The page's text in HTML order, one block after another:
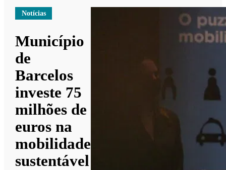
Notícias
Município
de
Barcelos
investe 75
milhões de
euros na
mobilidade
sustentável